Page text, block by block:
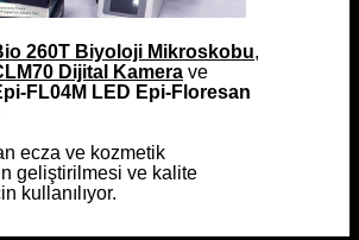
260T Biyoloji Mikroskobu,
Dijital Kamera ve
FL04M LED Epi-Floresan
ecza ve kozmetik
geliştirilmesi ve kalite
kullanılıyor.
260T Biyoloji Mikroskobu,
Dijital Kamera ve
FL04M LED Epi-Floresan
ecza ve kozmetik
geliştirilmesi ve kalite
kullanılıyor.